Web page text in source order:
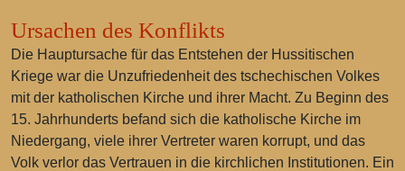
Ursachen des Konflikts
Die Hauptursache für das Entstehen der Hussitischen
Kriege war die Unzufriedenheit des tschechischen Volkes
mit der katholischen Kirche und ihrer Macht. Zu Beginn des
15. Jahrhunderts befand sich die katholische Kirche im
Niedergang, viele ihrer Vertreter waren korrupt, und das
Volk verlor das Vertrauen in die kirchlichen Institutionen. Ein